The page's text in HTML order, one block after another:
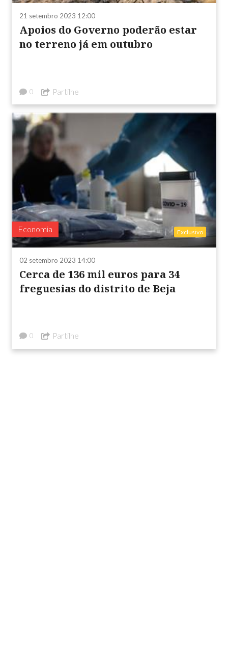
21 setembro 2023 12:00
Apoios do Governo poderão estar
no terreno já em outubro
0 Partilhe
Economia Exclusivo
02 setembro 2023 14:00
Cerca de 136 mil euros para 34
freguesias do distrito de Beja
0 Partilhe